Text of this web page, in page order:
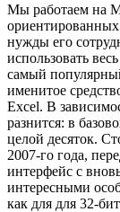
Мы работаем на
ориентированных
нужды его
использовать
самый
именитое
Excel. В
разнится: в
целой десяток.
2007-го года,
интерфейс с
интересными
как для для 32-